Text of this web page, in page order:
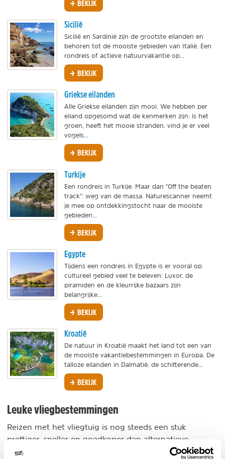
BEKIJK
Sicilië
Sicilië en Sardinië zijn de grootste eilanden en
behoren tot de mooiste gebieden van Italië. Een
rondreis of actieve natuurvakantie op...
BEKIJK
Griekse eilanden
Alle Griekse eilanden zijn mooi. We hebben per
eiland opgesomd wat de kenmerken zijn: is het
groen, heeft het mooie stranden, vind je er veel
vogels...
BEKIJK
Turkije
Een rondreis in Turkije. Maar dan "Off the beaten
track": weg van de massa. Naturescanner neemt
je mee op ontdekkingstocht naar de mooiste
gebieden...
BEKIJK
Egypte
Tijdens een rondreis in Egypte is er vooral op
cultureel gebied veel te beleven: Luxor, de
piramiden en de kleurrijke bazaars zijn
belangrijke...
BEKIJK
Kroatië
De natuur in Kroatië maakt het land tot een van
de mooiste vakantiebestemmingen in Europa. De
talloze eilanden in Dalmatië, de schitterende...
BEKIJK
Leuke vliegbestemmingen
Reizen met het vliegtuig is nog steeds een stuk
prettiger, sneller en goedkoper dan alternatieve
manieren van reizen. Daarom zijn de meeste